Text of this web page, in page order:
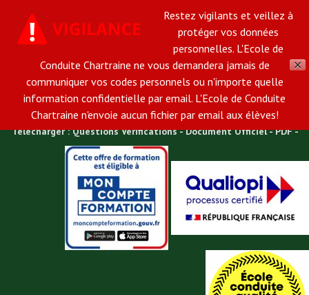
Restez vigilants et veillez à
protéger vos données
personnelles. L'Ecole de
Conduite Chartraine ne vous demandera jamais de
communiquer vos codes personnels ou n'importe quelle
information confidentielle par email. L'Ecole de Conduite
Chartraine n'envoie aucun fichier par email aux élèves!
✕
02 37 34 45 31 Email:ecole-de-conduite-
chartraine@orange.fr
Ecole de Conduite Chartraine à une heure de Paris, vous accueille
dans son agence en plein centre ville de Chartres.
Télécharger : Questions Vérifications - Document Officiel - PDF -